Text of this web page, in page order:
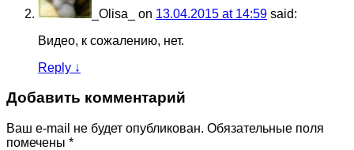
_Olisa_ on 13.04.2015 at 14:59 said:
Видео, к сожалению, нет.
Reply ↓
Добавить комментарий
Ваш e-mail не будет опубликован. Обязательные поля
помечены *